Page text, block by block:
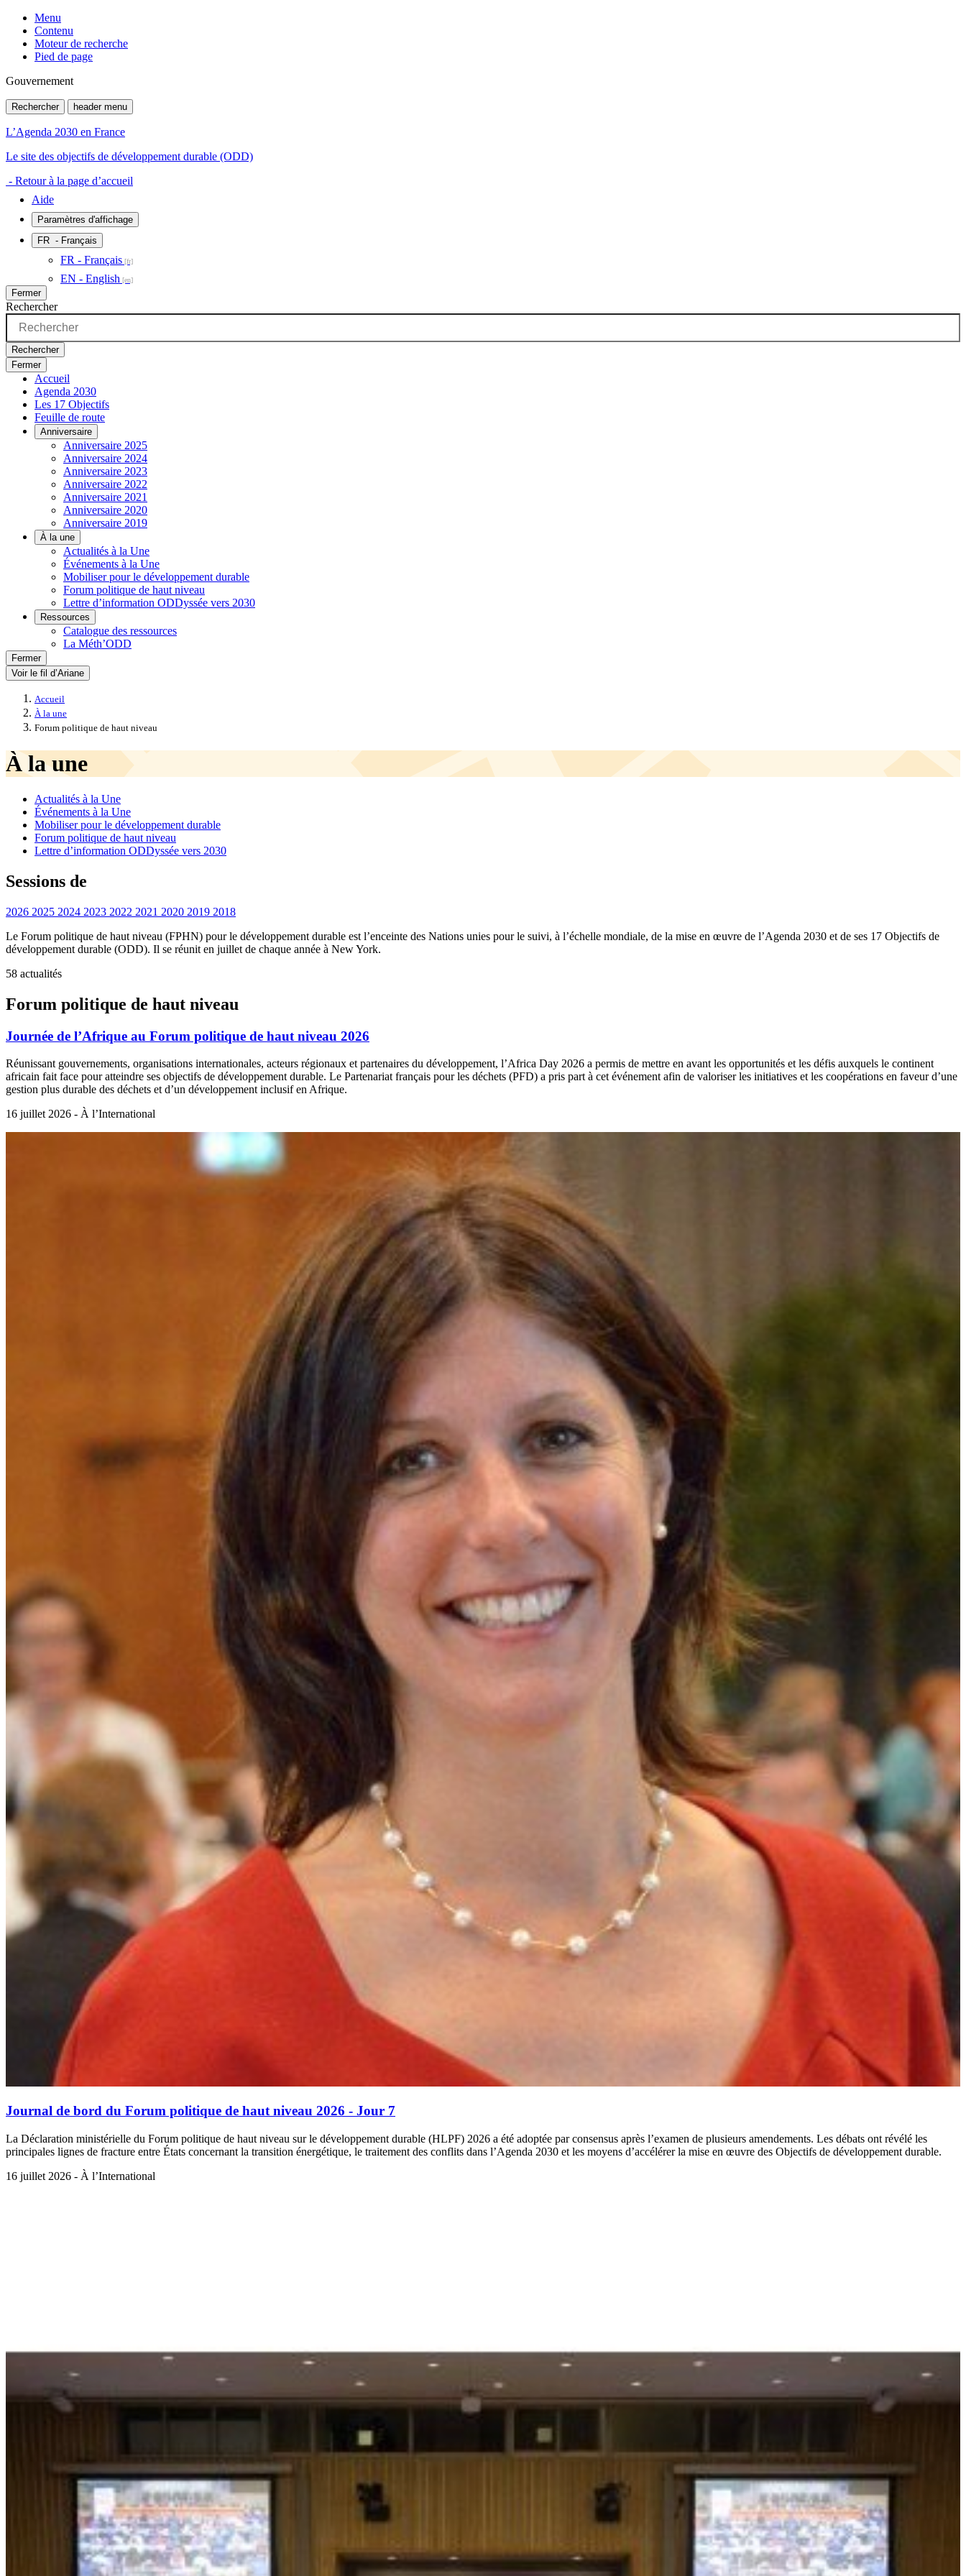
Menu
Contenu
Moteur de recherche
Pied de page
Gouvernement
Rechercher header menu
L’Agenda 2030 en France
Le site des objectifs de développement durable (ODD)
- Retour à la page d’accueil
Aide
Paramètres d'affichage
FR - Français
FR - Français
EN - English
Fermer
Rechercher
Rechercher
Fermer
Accueil
Agenda 2030
Les 17 Objectifs
Feuille de route
Anniversaire
Anniversaire 2025
Anniversaire 2024
Anniversaire 2023
Anniversaire 2022
Anniversaire 2021
Anniversaire 2020
Anniversaire 2019
À la une
Actualités à la Une
Événements à la Une
Mobiliser pour le développement durable
Forum politique de haut niveau
Lettre d’information ODDyssée vers 2030
Ressources
Catalogue des ressources
La Méth’ODD
Fermer
Voir le fil d’Ariane
Accueil
À la une
Forum politique de haut niveau
À la une
Actualités à la Une
Événements à la Une
Mobiliser pour le développement durable
Forum politique de haut niveau
Lettre d’information ODDyssée vers 2030
Sessions de
2026 2025 2024 2023 2022 2021 2020 2019 2018
Le Forum politique de haut niveau (FPHN) pour le développement durable est l’enceinte des Nations unies pour le suivi, à l’échelle mondiale, de la mise en œuvre de l’Agenda 2030 et de ses 17 Objectifs de
développement durable (ODD). Il se réunit en juillet de chaque année à New York.
58 actualités
Forum politique de haut niveau
Journée de l’Afrique au Forum politique de haut niveau 2026
Réunissant gouvernements, organisations internationales, acteurs régionaux et partenaires du développement, l’Africa Day 2026 a permis de mettre en avant les opportunités et les défis auxquels le continent
africain fait face pour atteindre ses objectifs de développement durable. Le Partenariat français pour les déchets (PFD) a pris part à cet événement afin de valoriser les initiatives et les coopérations en faveur d’une
gestion plus durable des déchets et d’un développement inclusif en Afrique.
16 juillet 2026 - À l’International
Journal de bord du Forum politique de haut niveau 2026 - Jour 7
La Déclaration ministérielle du Forum politique de haut niveau sur le développement durable (HLPF) 2026 a été adoptée par consensus après l’examen de plusieurs amendements. Les débats ont révélé les
principales lignes de fracture entre États concernant la transition énergétique, le traitement des conflits dans l’Agenda 2030 et les moyens d’accélérer la mise en œuvre des Objectifs de développement durable.
16 juillet 2026 - À l’International